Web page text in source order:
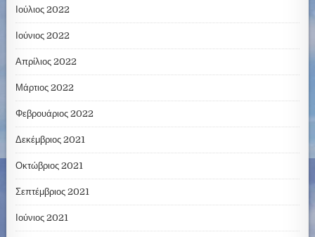
Ιούλιος 2022
Ιούνιος 2022
Απρίλιος 2022
Μάρτιος 2022
Φεβρουάριος 2022
Δεκέμβριος 2021
Οκτώβριος 2021
Σεπτέμβριος 2021
Ιούνιος 2021